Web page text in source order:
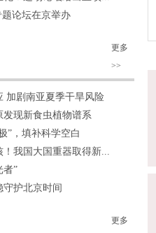
论坛在京举办
更多
>>
加剧南亚夏季干旱风险
现新食虫植物谱系
”，填补科学空白
我国大国重器取得新...
者”
守护北京时间
更多